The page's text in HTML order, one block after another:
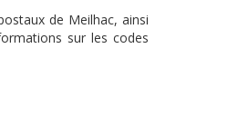
de Meilhac, ainsi
sur les codes